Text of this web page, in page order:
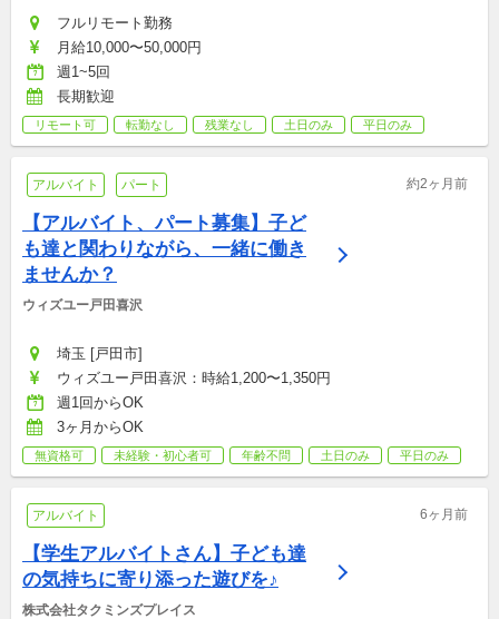
フルリモート勤務
月給10,000〜50,000円
週1~5回
長期歓迎
リモート可 転勤なし 残業なし 土日のみ 平日のみ
アルバイト パート 約2ヶ月前
【アルバイト、パート募集】子ど
も達と関わりながら、一緒に働き
ませんか？
ウィズユー戸田喜沢
埼玉 [戸田市]
ウィズユー戸田喜沢：時給1,200〜1,350円
週1回からOK
3ヶ月からOK
無資格可 未経験・初心者可 年齢不問 土日のみ 平日のみ
アルバイト 6ヶ月前
【学生アルバイトさん】子ども達
の気持ちに寄り添った遊びを♪
株式会社タクミンズプレイス